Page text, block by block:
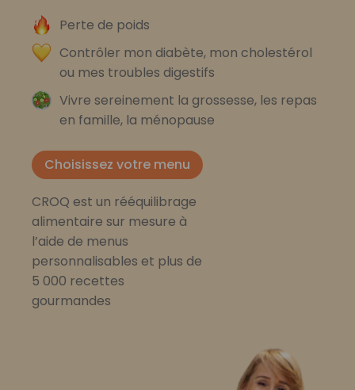
Perte de poids
Contrôler mon diabète, mon cholestérol
ou mes troubles digestifs
Vivre sereinement la grossesse, les repas
en famille, la ménopause
Choisissez votre menu
CROQ est un rééquilibrage
alimentaire sur mesure à
l’aide de menus
personnalisables et plus de
5 000 recettes
gourmandes